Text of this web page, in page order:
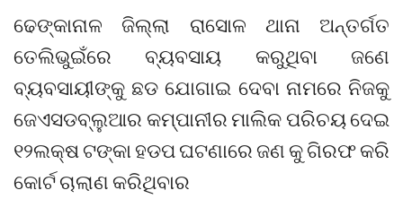
ଢେଙ୍କାନାଳ ଜିଲ୍ଲା ରାସୋଳ ଥାନା ଅନ୍ତର୍ଗତ
ତେଲିଭୁଇଁରେ ବ୍ୟବସାୟ କରୁଥିବା ଜଣେ
ବ୍ୟବସାୟୀଙ୍କୁ ଛଡ ଯୋଗାଇ ଦେବା ନାମରେ ନିଜକୁ
ଜେଏସଡବ୍ଲୁଆର କମ୍ପାନୀର ମାଲିକ ପରିଚୟ ଦେଇ
୧୨ଲକ୍ଷ ଟଙ୍କା ହଡପ ଘଟଣାରେ ଜଣ କୁ ଗିରଫ କରି
କୋର୍ଟ ଚାଲାଣ କରିଥିବାର